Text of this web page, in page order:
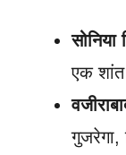
सोनिया
एक